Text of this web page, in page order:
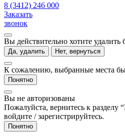
8 (3412) 246 000
Заказать
звонок
Вы действительно хотите удалить
Да, удалить Нет, вернуться
К сожалению, выбранные места
Понятно
Вы не авторизованы
Пожалуйста, вернитесь к
войдите / зарегистрируйтесь.
Понятно